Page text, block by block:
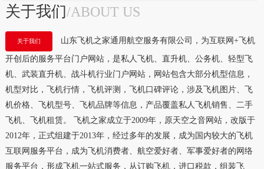
关于我们/ABOUT US
关于我们 山东飞机之家通用航空服务有限公司，为互联网+飞机
开创后的服务平台门户网站，是私人飞机、直升机、公务机、轻型飞
机、武装直升机、战斗机行业门户网站，网站包含大部分机型信息，
机型对比，飞机行情，飞机评测，飞机口碑评论，涉及飞机图片、飞
机价格、飞机型号、飞机品牌等信息，产品覆盖私人飞机销售、二手
飞机、飞机租赁。 飞机之家成立于2009年，原天空之音网站，改版于
2012年，正式组建于2013年，经过多年的发展，成为国内较大的飞机
互联网服务平台，成为飞机消费者、航空爱好者、军事爱好者的网络
服务平台，形成飞机一站式服务，从订购飞机，进口税款，组装飞